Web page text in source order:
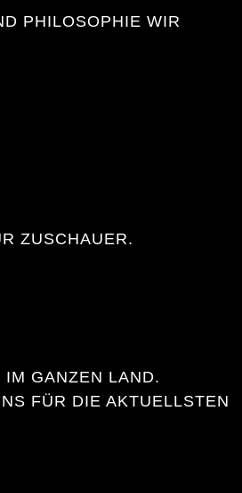
PHILOSOPHIE WIR
ZUSCHAUER.
GANZEN LAND.
FÜR DIE AKTUELLSTEN